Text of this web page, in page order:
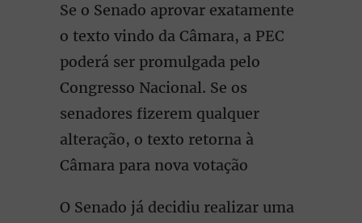
Se o Senado aprovar exatamente
o texto vindo da Câmara, a PEC
poderá ser promulgada pelo
Congresso Nacional. Se os
senadores fizerem qualquer
alteração, o texto retorna à
Câmara para nova votação
O Senado já decidiu realizar uma